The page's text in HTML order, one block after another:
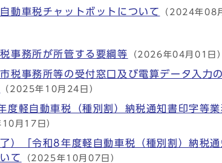
動車税チャットボットについて （2024年08
事務所が所管する要綱等 （2026年04月01日）
市税事務所等の受付窓口及び電算データ入
（2025年10月24日）
度軽自動車税（種別割）納税通知書印字等
10月17日）
了）「令和8年度軽自動車税（種別割）納税
て
（2025年10月07日）